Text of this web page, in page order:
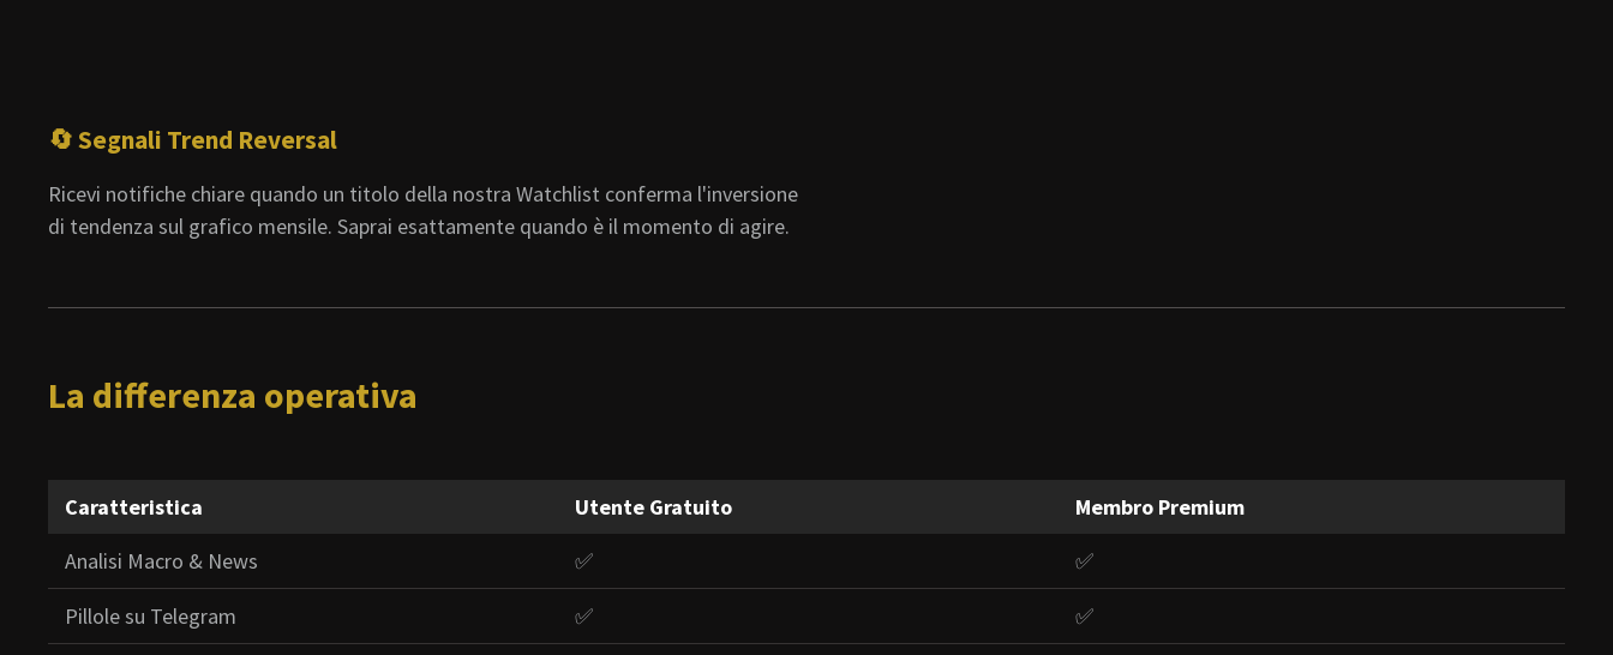
🔄 Segnali Trend Reversal
Ricevi notifiche chiare quando un titolo della nostra Watchlist conferma l'inversione
di tendenza sul grafico mensile. Saprai esattamente quando è il momento di agire.
La differenza operativa
Caratteristica Utente Gratuito
Membro Premium
Analisi Macro & News
✅
✅
Pillole su Telegram
✅ ✅